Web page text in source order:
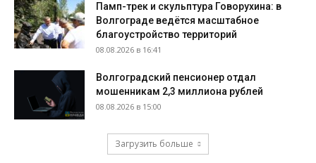
Памп-трек и скульптура Говорухина: в
Волгограде ведётся масштабное
благоустройство территорий
08.08.2026 в 16:41
Волгоградский пенсионер отдал
мошенникам 2,3 миллиона рублей
08.08.2026 в 15:00
Загрузить больше